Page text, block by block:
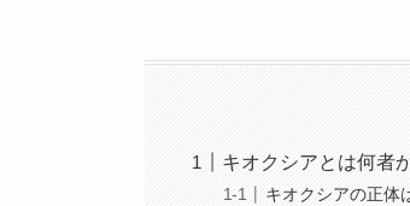
キオクシアとは何者
キオクシアの正体